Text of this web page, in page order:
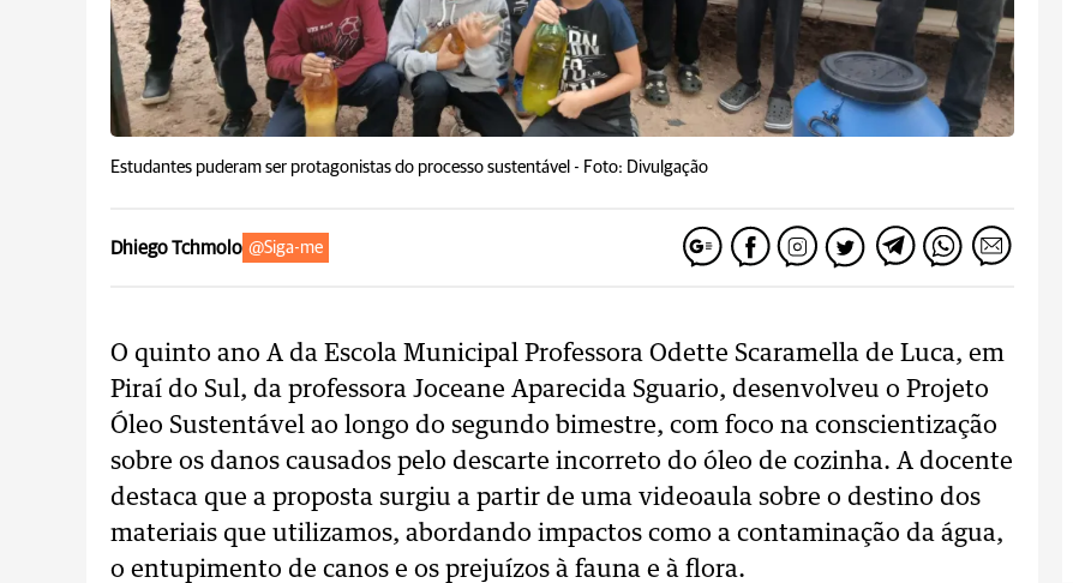
Estudantes puderam ser protagonistas do processo sustentável - Foto: Divulgação
Dhiego Tchmolo @Siga-me
O quinto ano A da Escola Municipal Professora Odette Scaramella de Luca, em
Piraí do Sul, da professora Joceane Aparecida Sguario, desenvolveu o Projeto
Óleo Sustentável ao longo do segundo bimestre, com foco na conscientização
sobre os danos causados pelo descarte incorreto do óleo de cozinha. A docente
destaca que a proposta surgiu a partir de uma videoaula sobre o destino dos
materiais que utilizamos, abordando impactos como a contaminação da água,
o entupimento de canos e os prejuízos à fauna e à flora.